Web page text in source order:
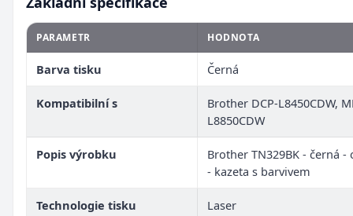
PARAMETR HODNOTA
Barva tisku Černá
Kompatibilní s
Brother DCP-L8450CDW,
L8850CDW
Popis výrobku
Brother TN329BK - černá
- kazeta s barvivem
Technologie tisku Laser